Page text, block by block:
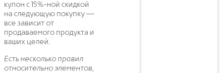
купон с 15%-ной скидкой
на следующую покупку —
все зависит от
продаваемого продукта и
ваших целей.
Есть несколько правил
относительно элементов,